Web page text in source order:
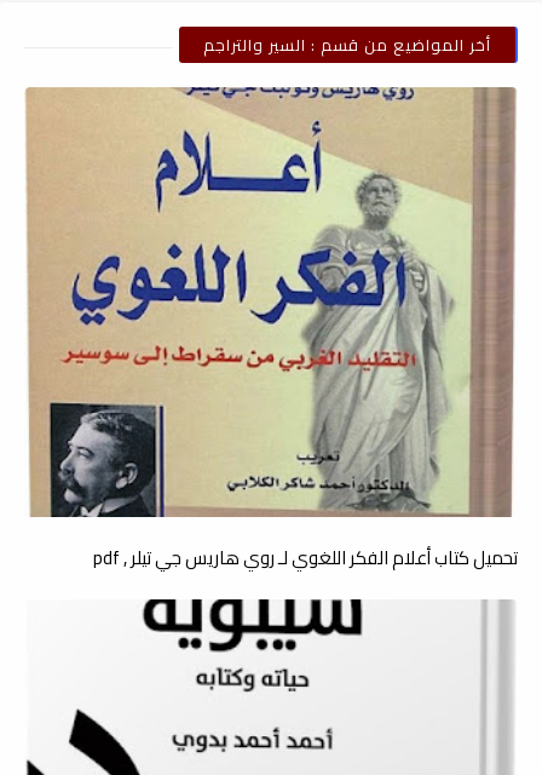
أخر المواضيع من قسم : السير والتراجم
تحميل كتاب أعلام الفكر اللغوي لـ روي هاريس جي تيلر , pdf